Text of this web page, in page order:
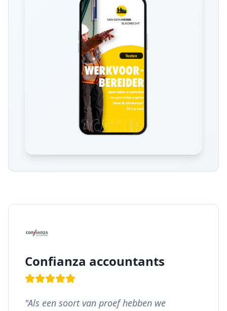
Confianza accountants
"Als een soort van proef hebben we